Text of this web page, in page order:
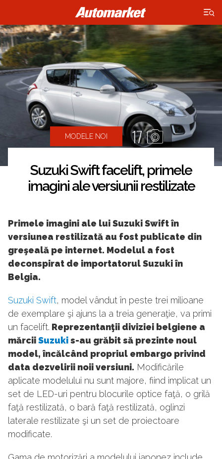
×
MODELE NOI 17
Suzuki Swift facelift, primele
imagini ale versiunii restilizate
Primele imagini ale lui Suzuki Swift în
versiunea restilizată au fost publicate din
greşeală pe internet. Modelul a fost
deconspirat de importatorul Suzuki în
Belgia.
Suzuki Swift, model vândut în peste trei milioane
de exemplare şi ajuns la a treia generaţie, va primi
un facelift. Reprezentanţii diviziei belgiene a
mărciiSuzukis-au grăbit să prezinte noul
model, încălcând propriul embargo privind
data dezvelirii noii versiuni. Modificările
aplicate modelului nu sunt majore, fiind implicat un
set de LED-uri pentru blocurile optice faţă, o grilă
faţă restilizată, o bară faţă restilizată, oglinzi
laterale restilizate şi un set de proiectoare
modificate.